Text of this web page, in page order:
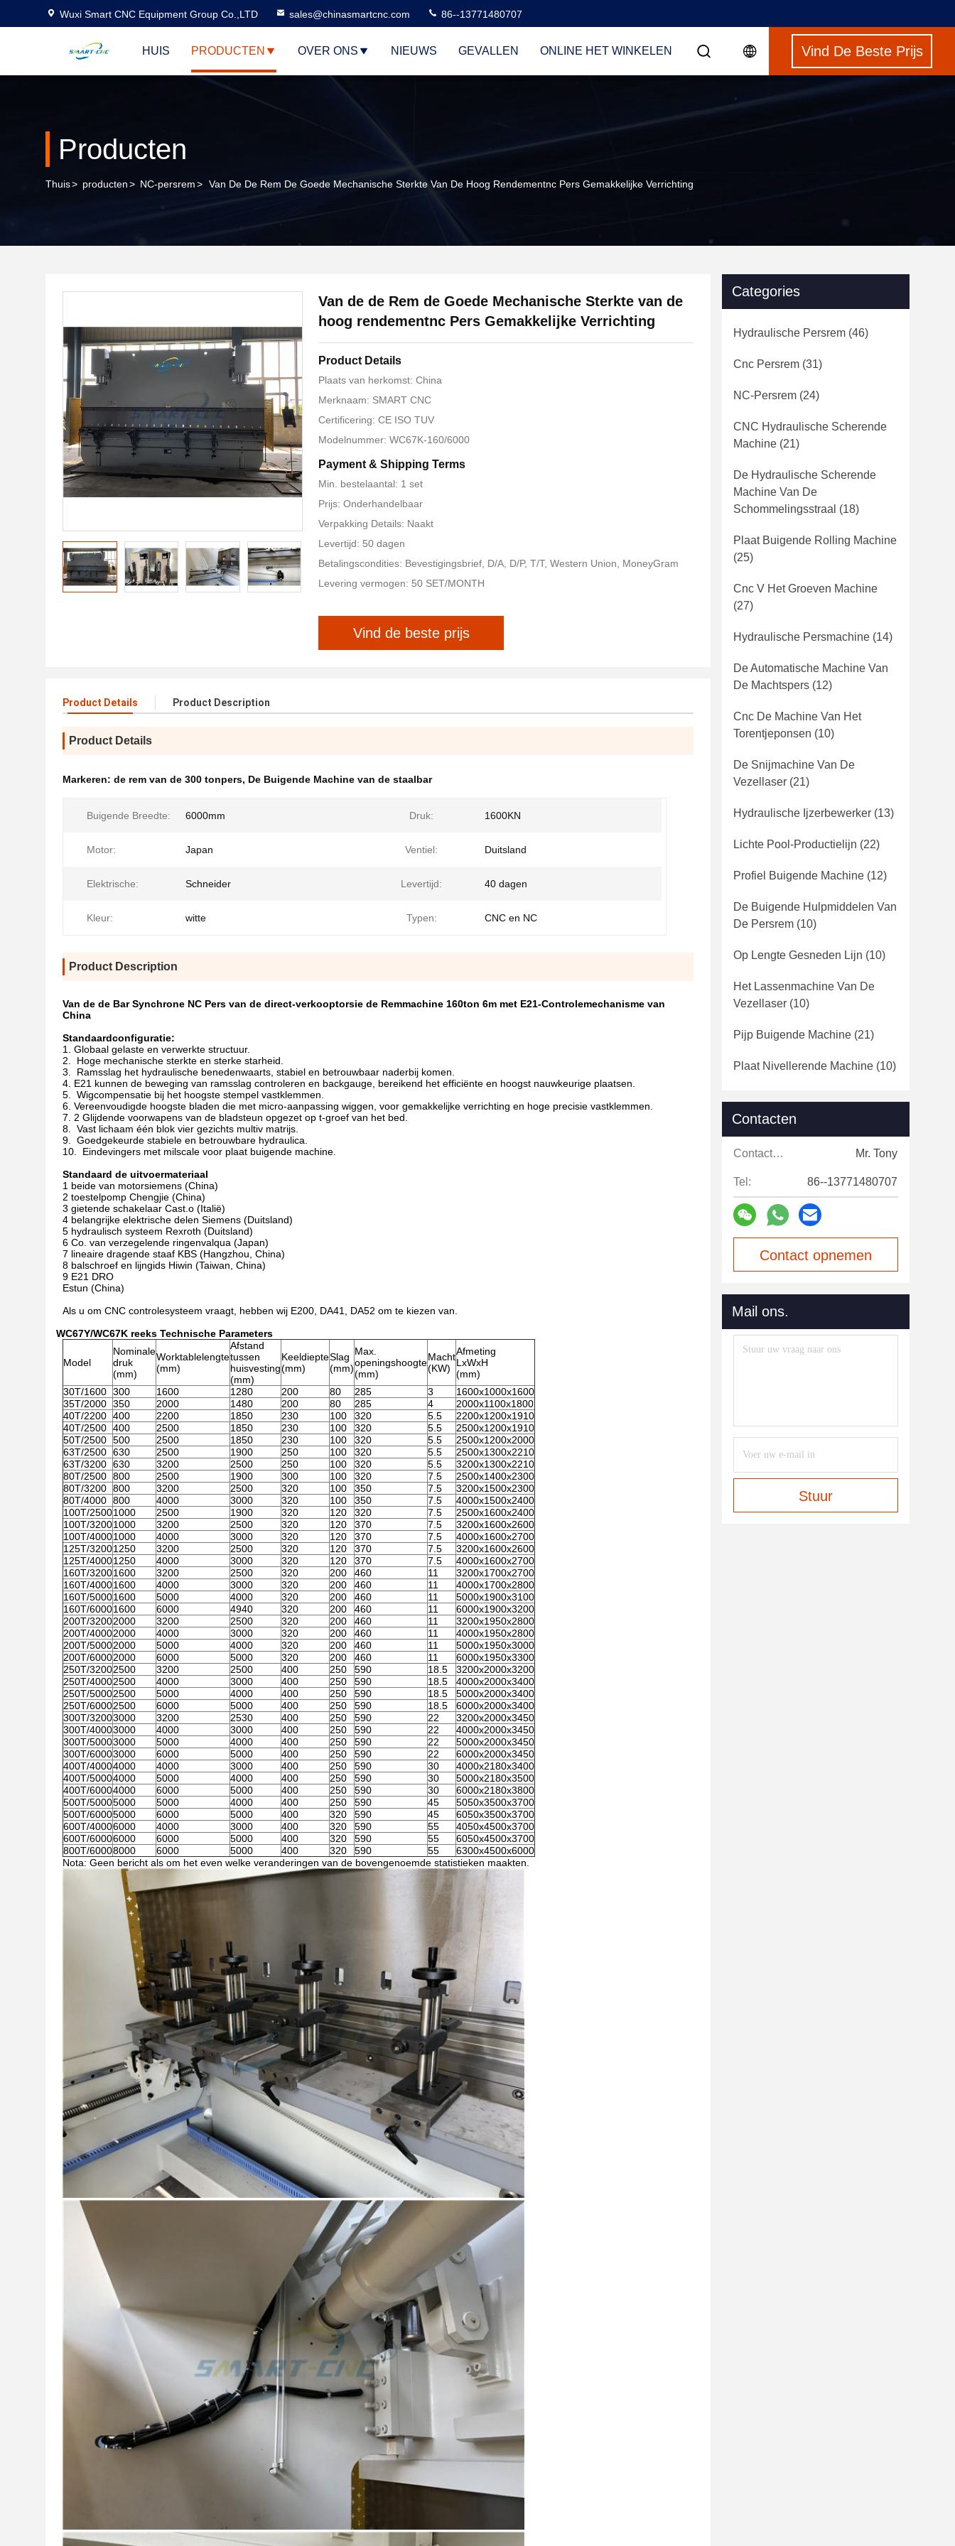
Wuxi Smart CNC Equipment Group Co.,LTD sales@chinasmartcnc.com 86--13771480707
HUIS PRODUCTEN OVER ONS NIEUWS GEVALLEN ONLINE HET WINKELEN Vind De Beste Prijs
Producten
Thuis> producten> NC-persrem> Van De De Rem De Goede Mechanische Sterkte Van De Hoog Rendementnc Pers Gemakkelijke Verrichting
Van de de Rem de Goede Mechanische Sterkte van de
hoog rendementnc Pers Gemakkelijke Verrichting
Product Details
Plaats van herkomst: China
Merknaam: SMART CNC
Certificering: CE ISO TUV
Modelnummer: WC67K-160/6000
Payment & Shipping Terms
Min. bestelaantal: 1 set
Prijs: Onderhandelbaar
Verpakking Details: Naakt
Levertijd: 50 dagen
Betalingscondities: Bevestigingsbrief, D/A, D/P, T/T, Western Union, MoneyGram
Levering vermogen: 50 SET/MONTH
Vind de beste prijs
Product Details Product Description
Product Details
Markeren: de rem van de 300 tonpers, De Buigende Machine van de staalbar
Buigende Breedte: 6000mm Druk: 1600KN
Motor: Japan Ventiel: Duitsland
Elektrische: Schneider Levertijd: 40 dagen
Kleur: witte Typen: CNC en NC
Product Description
Van de de Bar Synchrone NC Pers van de direct-verkooptorsie de Remmachine 160ton 6m met E21-Controlemechanisme van
China
Standaardconfiguratie:
1. Globaal gelaste en verwerkte structuur.
2. Hoge mechanische sterkte en sterke starheid.
3. Ramsslag het hydraulische benedenwaarts, stabiel en betrouwbaar naderbij komen.
4. E21 kunnen de beweging van ramsslag controleren en backgauge, bereikend het efficiënte en hoogst nauwkeurige plaatsen.
5. Wigcompensatie bij het hoogste stempel vastklemmen.
6. Vereenvoudigde hoogste bladen die met micro-aanpassing wiggen, voor gemakkelijke verrichting en hoge precisie vastklemmen.
7. 2 Glijdende voorwapens van de bladsteun opgezet op t-groef van het bed.
8. Vast lichaam één blok vier gezichts multiv matrijs.
9. Goedgekeurde stabiele en betrouwbare hydraulica.
10. Eindevingers met milscale voor plaat buigende machine.
Standaard de uitvoermateriaal
1 beide van motorsiemens (China)
2 toestelpomp Chengjie (China)
3 gietende schakelaar Cast.o (Italië)
4 belangrijke elektrische delen Siemens (Duitsland)
5 hydraulisch systeem Rexroth (Duitsland)
6 Co. van verzegelende ringenvalqua (Japan)
7 lineaire dragende staaf KBS (Hangzhou, China)
8 balschroef en lijngids Hiwin (Taiwan, China)
9 E21 DRO
Estun (China)
Als u om CNC controlesysteem vraagt, hebben wij E200, DA41, DA52 om te kiezen van.
WC67Y/WC67K reeks Technische Parameters
Model
Nominale
druk
(mm)
Worktablelengte
(mm)
Afstand
tussen
huisvesting
(mm)
Keeldiepte
(mm)
Slag
(mm)
Max.
openingshoogte
(mm)
Macht
(KW)
Afmeting
LxWxH
(mm)
30T/1600 300 1600 1280 200 80 285 3
1600x1000x1600
35T/2000 350 2000 1480 200 80 285 4
2000x1100x1800
40T/2200 400 2200 1850 230 100 320 5.5
2200x1200x1910
40T/2500 400 2500 1850 230 100 320 5.5
2500x1200x1910
50T/2500 500 2500 1850 230 100 320 5.5
2500x1200x2000
63T/2500 630 2500 1900 250 100 320 5.5
2500x1300x2210
63T/3200 630 3200 2500 250 100 320 5.5
3200x1300x2210
80T/2500 800 2500 1900 300 100 320 7.5
2500x1400x2300
80T/3200 800 3200 2500 320 100 350 7.5
3200x1500x2300
80T/4000 800 4000 3000 320 100 350 7.5
4000x1500x2400
100T/25001000 2500 1900 320 120 320 7.5
2500x1600x2400
100T/32001000 3200 2500 320 120 370 7.5
3200x1600x2600
100T/40001000 4000 3000 320 120 370 7.5
4000x1600x2700
125T/32001250 3200 2500 320 120 370 7.5
3200x1600x2600
125T/40001250 4000 3000 320 120 370 7.5
4000x1600x2700
160T/32001600 3200 2500 320 200 460 11
3200x1700x2700
160T/40001600 4000 3000 320 200 460 11
4000x1700x2800
160T/50001600 5000 4000 320 200 460 11
5000x1900x3100
160T/60001600 6000 4940 320 200 460 11
6000x1900x3200
200T/32002000 3200 2500 320 200 460 11
3200x1950x2800
200T/40002000 4000 3000 320 200 460 11
4000x1950x2800
200T/50002000 5000 4000 320 200 460 11
5000x1950x3000
200T/60002000 6000 5000 320 200 460 11
6000x1950x3300
250T/32002500 3200 2500 400 250 590 18.5
3200x2000x3200
250T/40002500 4000 3000 400 250 590 18.5
4000x2000x3400
250T/50002500 5000 4000 400 250 590 18.5
5000x2000x3400
250T/60002500 6000 5000 400 250 590 18.5
6000x2000x3400
300T/32003000 3200 2530 400 250 590 22
3200x2000x3450
300T/40003000 4000 3000 400 250 590 22
4000x2000x3450
300T/50003000 5000 4000 400 250 590 22
5000x2000x3450
300T/60003000 6000 5000 400 250 590 22
6000x2000x3450
400T/40004000 4000 3000 400 250 590 30
4000x2180x3400
400T/50004000 5000 4000 400 250 590 30
5000x2180x3500
400T/60004000 6000 5000 400 250 590 30
6000x2180x3800
500T/50005000 5000 4000 400 250 590 45
5050x3500x3700
500T/60005000 6000 5000 400 320 590 45
6050x3500x3700
600T/40006000 4000 3000 400 320 590 55
4050x4500x3700
600T/60006000 6000 5000 400 320 590 55
6050x4500x3700
800T/60008000 6000 5000 400 320 590 55
6300x4500x6000
Nota: Geen bericht als om het even welke veranderingen van de bovengenoemde statistieken maakten.
Categories
Hydraulische Persrem (46)
Cnc Persrem (31)
NC-Persrem (24)
CNC Hydraulische Scherende
Machine (21)
De Hydraulische Scherende
Machine Van De
Schommelingsstraal (18)
Plaat Buigende Rolling Machine
(25)
Cnc V Het Groeven Machine
(27)
Hydraulische Persmachine (14)
De Automatische Machine Van
De Machtspers (12)
Cnc De Machine Van Het
Torentjeponsen (10)
De Snijmachine Van De
Vezellaser (21)
Hydraulische Ijzerbewerker (13)
Lichte Pool-Productielijn (22)
Profiel Buigende Machine (12)
De Buigende Hulpmiddelen Van
De Persrem (10)
Op Lengte Gesneden Lijn (10)
Het Lassenmachine Van De
Vezellaser (10)
Pijp Buigende Machine (21)
Plaat Nivellerende Machine (10)
Contacten
Contacten: Mr. Tony
Tel: 86--13771480707
Contact opnemen
Mail ons.
Stuur